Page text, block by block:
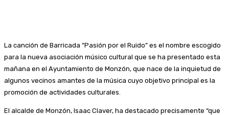
La canción de Barricada “Pasión por el Ruido” es el nombre escogido
para la nueva asociación músico cultural que se ha presentado esta
mañana en el Ayuntamiento de Monzón, que nace de la inquietud de
algunos vecinos amantes de la música cuyo objetivo principal es la
promoción de actividades culturales.
El alcalde de Monzón, Isaac Claver, ha destacado precisamente “que